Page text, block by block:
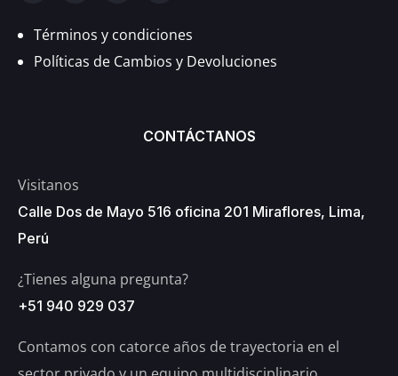
Términos y condiciones
Políticas de Cambios y Devoluciones
CONTÁCTANOS
Visitanos
Calle Dos de Mayo 516 oficina 201 Miraflores, Lima,
Perú
¿Tienes alguna pregunta?
+51 940 929 037
Contamos con catorce años de trayectoria en el